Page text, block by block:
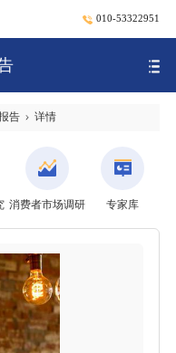
010-53322951
告 详情
消费者市场调研 专家库